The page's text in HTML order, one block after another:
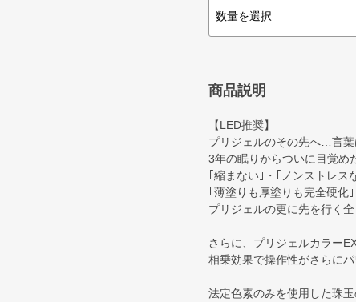
商品説明
【LED推奨】
プリジェルのその先へ…言
3年の眠りからついに目覚め
｢縮まない｣・｢ノンストレス
｢薄塗りも厚塗りも完全硬
プリジェルの更に先を行く
さらに、プリジェルカラー
相乗効果で操作性がさらに
法定色素のみを使用した珠